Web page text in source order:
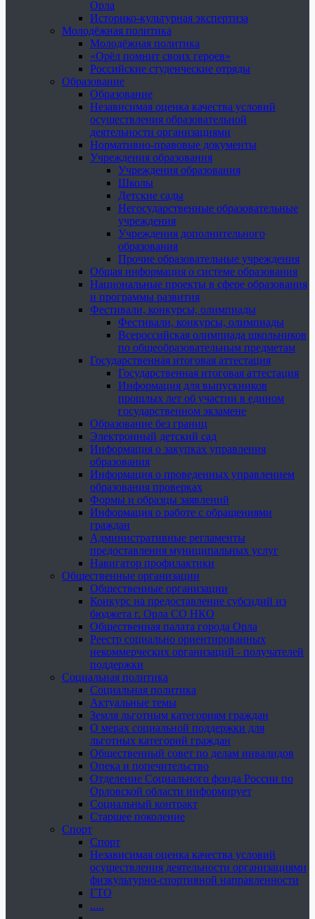
Орла
Историко-культурная экспертиза
Молодёжная политика
Молодёжная политика
«Орёл помнит своих героев»
Российские студенческие отряды
Образование
Образование
Независимая оценка качества условий
осуществления образовательной
деятельности организациями
Нормативно-правовые документы
Учреждения образования
Учреждения образования
Школы
Детские сады
Негосударственные образовательные
учреждения
Учреждения дополнительного
образования
Прочие образовательные учреждения
Общая информация о системе образования
Национальные проекты в сфере образования
и программы развития
Фестивали, конкурсы, олимпиады
Фестивали, конкурсы, олимпиады
Всероссийская олимпиада школьников
по общеобразовательным предметам
Государственная итоговая аттестация
Государственная итоговая аттестация
Информация для выпускников
прошлых лет об участии в едином
государственном экзамене
Образование без границ
Электронный детский сад
Информация о закупках управления
образования
Информация о проведенных управлением
образования проверках
Формы и образцы заявлений
Информация о работе с обращениями
граждан
Административные регламенты
предоставления муниципальных услуг
Навигатор профилактики
Общественные организации
Общественные организации
Конкурс на предоставление субсидий из
бюджета г. Орла СО НКО
Общественная палата города Орла
Реестр социально ориентированных
некоммерческих организаций - получателей
поддержки
Социальная политика
Социальная политика
Актуальные темы
Земля льготным категориям граждан
О мерах социальной поддержки для
льготных категорий граждан
Общественный совет по делам инвалидов
Опека и попечительство
Отделение Социального фонда России по
Орловской области информирует
Социальный контракт
Старшее поколение
Спорт
Спорт
Независимая оценка качества условий
осуществления деятельности организациями
физкультурно-спортивной направленности
ГТО
.....